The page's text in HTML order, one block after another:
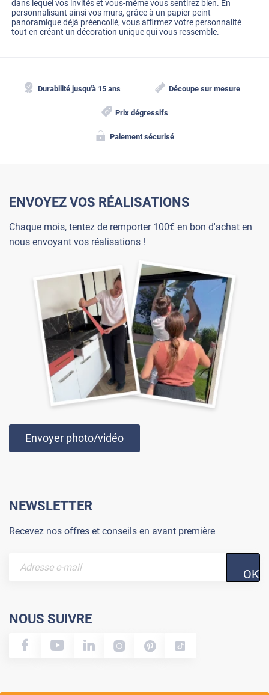
dans lequel vos invités et vous-même vous sentirez bien. En
personnalisant ainsi vos murs, grâce à un papier peint
panoramique déjà préencollé, vous affirmez votre personnalité
tout en créant un décoration unique qui vous ressemble.
Durabilité jusqu'à 15 ans Découpe sur mesure
Prix dégressifs
Paiement sécurisé
ENVOYEZ VOS RÉALISATIONS
Chaque mois, tentez de remporter 100€ en bon d'achat en
nous envoyant vos réalisations !
Envoyer photo/vidéo
NEWSLETTER
Recevez nos offres et conseils en avant première
OK
NOUS SUIVRE